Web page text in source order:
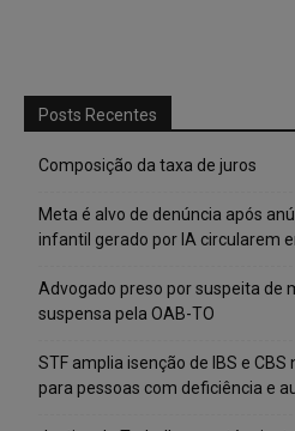
Posts Recentes
Composição da taxa de juros
Meta é alvo de denúncia após
infantil gerado por IA circularem
Advogado preso por suspeita de
suspensa pela OAB-TO
STF amplia isenção de IBS e
para pessoas com deficiência e